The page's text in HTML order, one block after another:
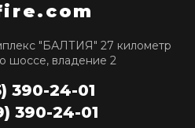
"БАЛТИЯ" 27 километр
шоссе, владение 2
390-24-01
390-24-01